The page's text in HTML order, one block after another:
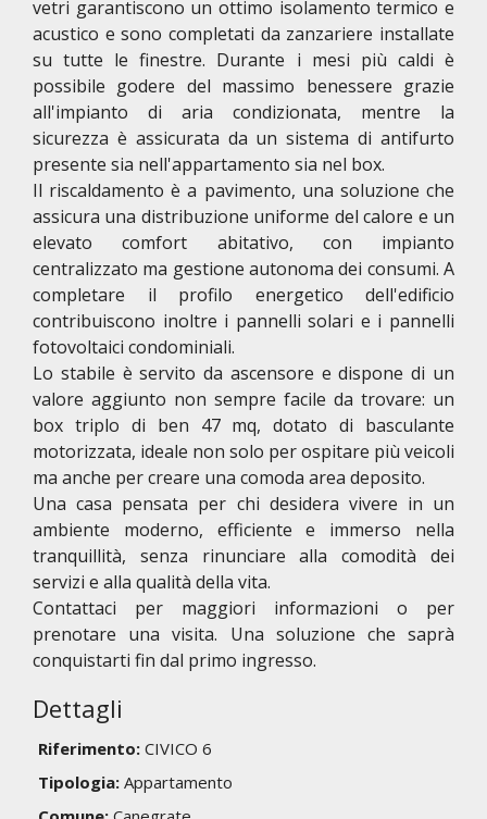
vetri garantiscono un ottimo isolamento termico e
acustico e sono completati da zanzariere installate
su tutte le finestre. Durante i mesi più caldi è
possibile godere del massimo benessere grazie
all'impianto di aria condizionata, mentre la
sicurezza è assicurata da un sistema di antifurto
presente sia nell'appartamento sia nel box.
Il riscaldamento è a pavimento, una soluzione che
assicura una distribuzione uniforme del calore e un
elevato comfort abitativo, con impianto
centralizzato ma gestione autonoma dei consumi. A
completare il profilo energetico dell'edificio
contribuiscono inoltre i pannelli solari e i pannelli
fotovoltaici condominiali.
Lo stabile è servito da ascensore e dispone di un
valore aggiunto non sempre facile da trovare: un
box triplo di ben 47 mq, dotato di basculante
motorizzata, ideale non solo per ospitare più veicoli
ma anche per creare una comoda area deposito.
Una casa pensata per chi desidera vivere in un
ambiente moderno, efficiente e immerso nella
tranquillità, senza rinunciare alla comodità dei
servizi e alla qualità della vita.
Contattaci per maggiori informazioni o per
prenotare una visita. Una soluzione che saprà
conquistarti fin dal primo ingresso.
Dettagli
Riferimento: CIVICO 6
Tipologia: Appartamento